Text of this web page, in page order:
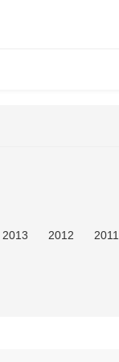
2013 2012 2011